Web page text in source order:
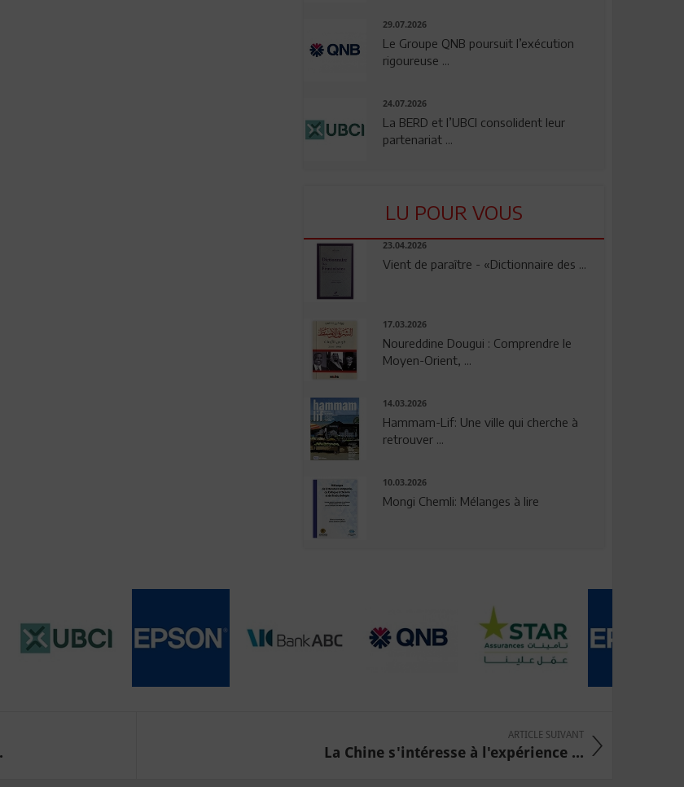
29.07.2026
Le Groupe QNB poursuit l’exécution
rigoureuse ...
24.07.2026
La BERD et l’UBCI consolident leur
partenariat ...
LU POUR VOUS
23.04.2026
Vient de paraître - «Dictionnaire des ...
17.03.2026
Noureddine Dougui : Comprendre le
Moyen-Orient, ...
14.03.2026
Hammam-Lif: Une ville qui cherche à
retrouver ...
10.03.2026
Mongi Chemli: Mélanges à lire
ARTICLE SUIVANT
La Chine s'intéresse à l'expérience ...